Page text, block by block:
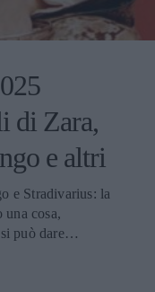
di Zara,
e altri
e Stradivarius: la
una cosa,
può dare